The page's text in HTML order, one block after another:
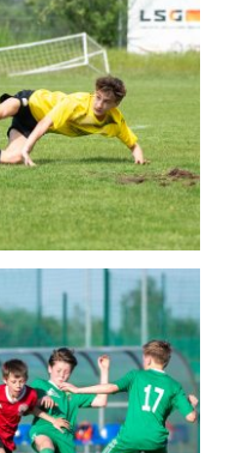
Smolec – Wiwa
(5:3)
Bielany
Młodzik